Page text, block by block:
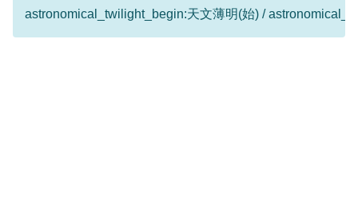
astronomical_twilight_begin:天文薄明(始) /